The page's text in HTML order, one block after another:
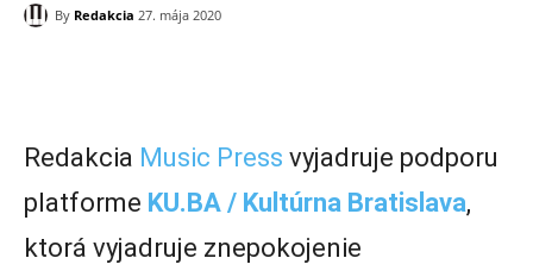
By Redakcia 27. mája 2020
Redakcia Music Press vyjadruje podporu
platforme KU.BA / Kultúrna Bratislava,
ktorá vyjadruje znepokojenie